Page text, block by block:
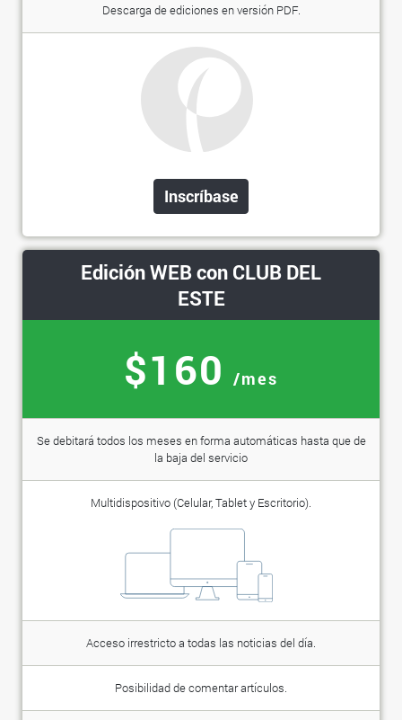
Descarga de ediciones en versión PDF.
Inscríbase
Edición WEB con CLUB DEL
ESTE
$160 /mes
Se debitará todos los meses en forma automáticas hasta que de
la baja del servicio
Multidispositivo (Celular, Tablet y Escritorio).
Acceso irrestricto a todas las noticias del día.
Posibilidad de comentar artículos.